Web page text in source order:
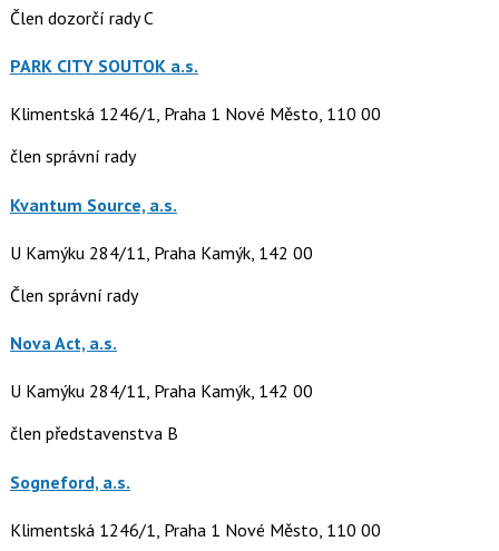
Člen dozorčí rady C
PARK CITY SOUTOK a.s.
Klimentská 1246/1, Praha 1 Nové Město, 110 00
člen správní rady
Kvantum Source, a.s.
U Kamýku 284/11, Praha Kamýk, 142 00
Člen správní rady
Nova Act, a.s.
U Kamýku 284/11, Praha Kamýk, 142 00
člen představenstva B
Sogneford, a.s.
Klimentská 1246/1, Praha 1 Nové Město, 110 00